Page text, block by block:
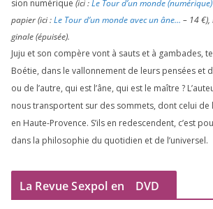
sion numé­rique (ici :Le Tour d’un monde (numé­rique)
papier (ici :Le Tour d’un monde avec un âne… – 14€),
gi­nale (épui­sée).
Juju et son com­père vont à sauts et à gam­bades,
Boétie, dans le val­lon­ne­ment de leurs pen­sées et
ou de l’autre, qui est l’âne, qui est le maître ?
nous trans­portent sur des som­mets, dont celui de
en Haute-Provence. S’ils en redes­cendent, c’est
dans la phi­lo­so­phie du quo­ti­dien et de l’universel.
La Revue Sexpol en DVD